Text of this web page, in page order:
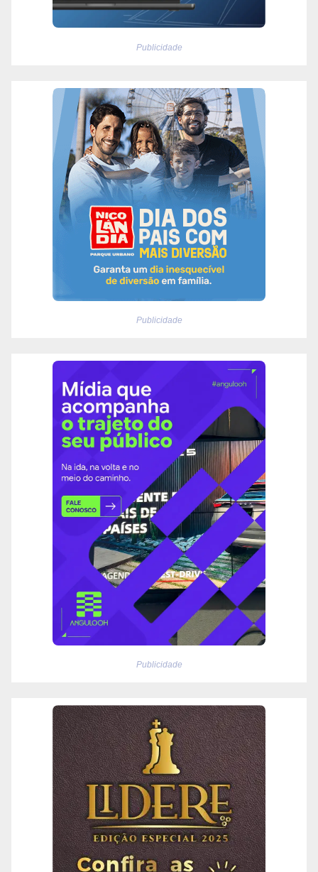
Publicidade
Publicidade
Publicidade